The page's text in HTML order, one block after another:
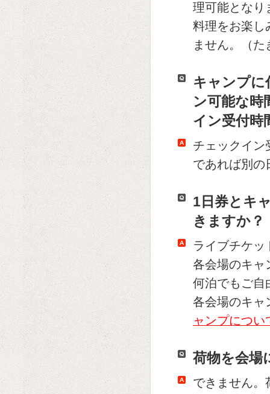
理可能となり
料理をお楽し
ません。（
キャンプに
ン可能な時
イン受付時
チェックイン
であれば別の
1日券とキ
きますか？
ライブチケ
各会場のキャ
何泊でもご自
各会場のキャ
ャンプについ
荷物を会場
できません。